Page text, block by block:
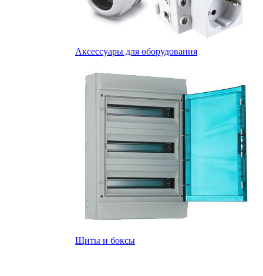
Аксессуары для оборудования
Щиты и боксы